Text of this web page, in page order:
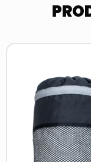
Read